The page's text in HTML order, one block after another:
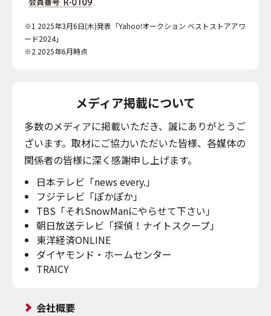
※1 2025年3月6日(木)発表「Yahoo!オークション ベストストアアワ
ード2024」
※2 2025年6月時点
メディア掲載について
多数のメディアに掲載いただき、誠にありがとうご
ざいます。取材にご協力いただいた皆様、各媒体の
関係者の皆様に深く感謝申し上げます。
日本テレビ「news every.」
フジテレビ「ぽかぽか」
TBS「それSnowManにやらせて下さい」
朝日放送テレビ「探偵！ナイトスクープ」
東洋経済ONLINE
ダイヤモンド・ホームセンター
TRAICY
会社概要